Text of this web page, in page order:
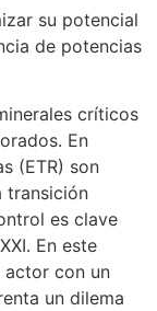
su potencial
de potencias
críticos
En
(ETR) son
transición
es clave
En este
actor con un
un dilema